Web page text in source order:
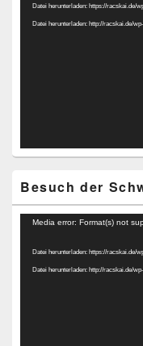
Datei herunterladen: https://racskai.de/
Datei herunterladen: http://racskai.de/
Besuch der
Video-
Media error: Format(s) not
Datei herunterladen: https://racskai.de/
Datei herunterladen: http://racskai.de/